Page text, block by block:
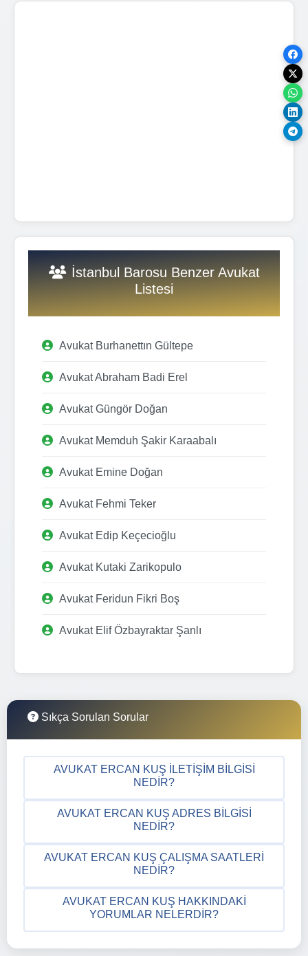
İstanbul Barosu Benzer Avukat
Listesi
Avukat Burhanettın Gültepe
Avukat Abraham Badi Erel
Avukat Güngör Doğan
Avukat Memduh Şakir Karaabalı
Avukat Emine Doğan
Avukat Fehmi Teker
Avukat Edip Keçecioğlu
Avukat Kutaki Zarikopulo
Avukat Feridun Fikri Boş
Avukat Elif Özbayraktar Şanlı
Sıkça Sorulan Sorular
AVUKAT ERCAN KUŞ İLETIŞIM BILGISI
NEDIR?
AVUKAT ERCAN KUŞ ADRES BILGISI
NEDIR?
AVUKAT ERCAN KUŞ ÇALIŞMA SAATLERI
NEDIR?
AVUKAT ERCAN KUŞ HAKKINDAKI
YORUMLAR NELERDIR?